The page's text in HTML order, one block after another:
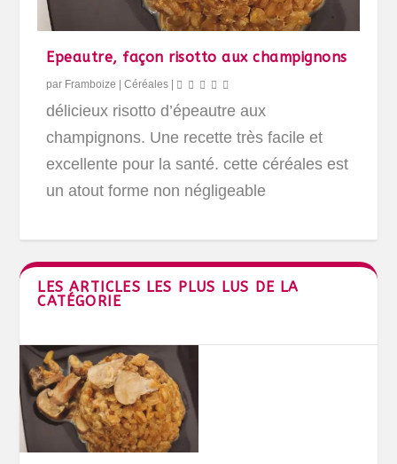
Epeautre, façon risotto aux champignons
par Framboize |Céréales |
délicieux risotto d’épeautre aux
champignons. Une recette très facile et
excellente pour la santé. cette céréales est
un atout forme non négligeable
LES ARTICLES LES PLUS LUS DE LA
CATÉGORIE